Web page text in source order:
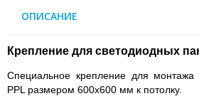
ОПИСАНИЕ
Крепление для светодиодных
Специальное крепление для монтажа
PPL размером 600х600 мм к потолку.